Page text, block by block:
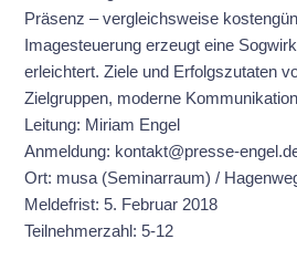
Präsenz – vergleichsweise
Imagesteuerung erzeugt eine
erleichtert. Ziele und Erfolgszutaten
Zielgruppen, moderne
Leitung: Miriam Engel
Anmeldung: kontakt@presse-
Ort: musa (Seminarraum) /
Meldefrist: 5. Februar 2018
Teilnehmerzahl: 5-12